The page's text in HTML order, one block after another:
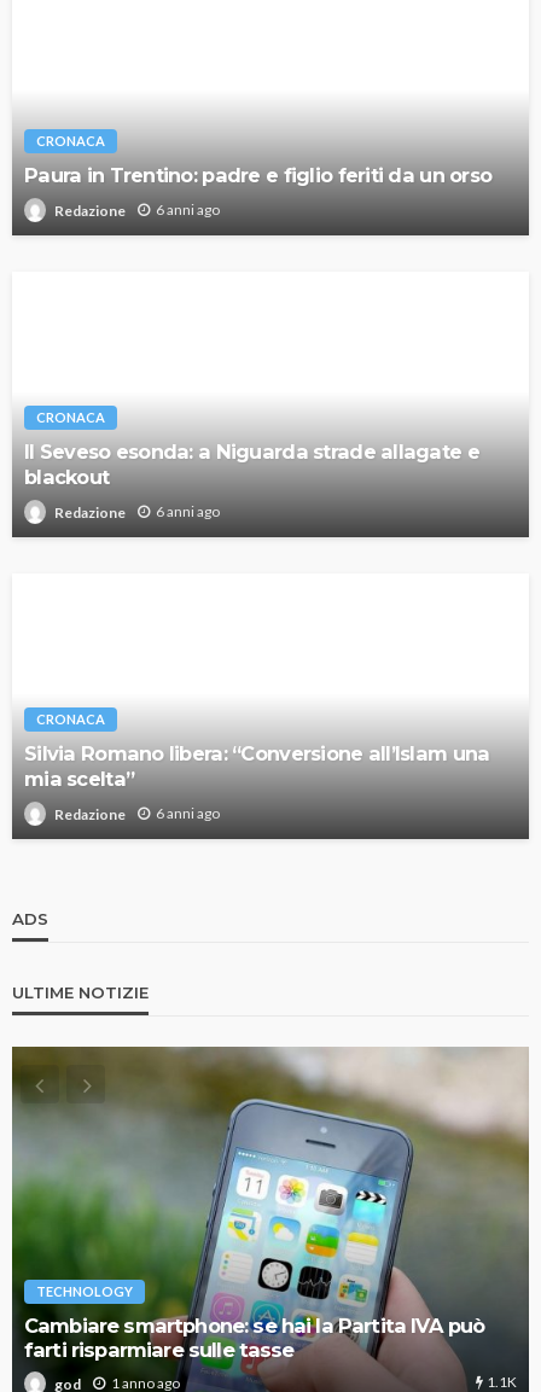
CRONACA
Paura in Trentino: padre e figlio feriti da un orso
Redazione 6 anni ago
CRONACA
Il Seveso esonda: a Niguarda strade allagate e
blackout
Redazione 6 anni ago
CRONACA
Silvia Romano libera: “Conversione all’Islam una
mia scelta”
Redazione 6 anni ago
ADS
ULTIME NOTIZIE
TECHNOLOGY
Cambiare smartphone: se hai la Partita IVA può
farti risparmiare sulle tasse
god 1 anno ago 1.1K